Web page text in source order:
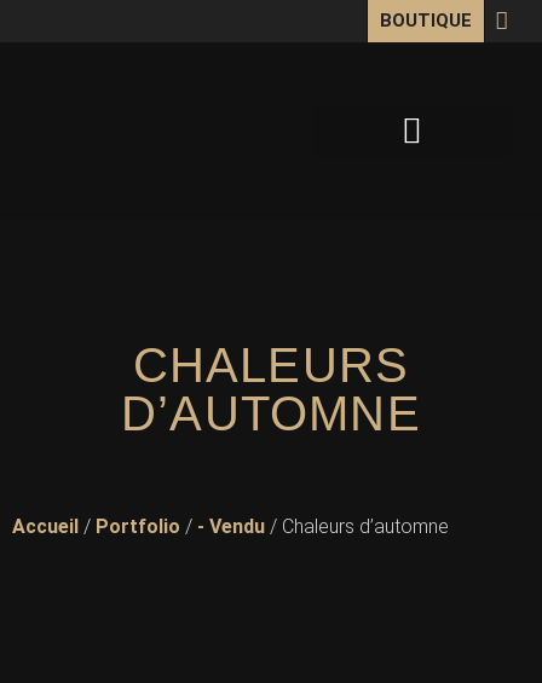
BOUTIQUE
CHALEURS
D’AUTOMNE
Accueil / Portfolio / - Vendu / Chaleurs d’automne